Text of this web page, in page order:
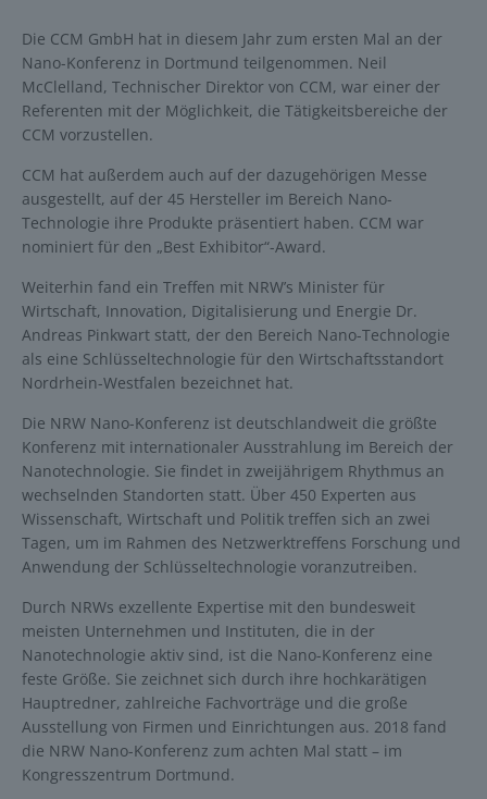
Die CCM GmbH hat in diesem Jahr zum ersten Mal an der
Nano-Konferenz in Dortmund teilgenommen. Neil
McClelland, Technischer Direktor von CCM, war einer der
Referenten mit der Möglichkeit, die Tätigkeitsbereiche der
CCM vorzustellen.
CCM hat außerdem auch auf der dazugehörigen Messe
ausgestellt, auf der 45 Hersteller im Bereich Nano-
Technologie ihre Produkte präsentiert haben. CCM war
nominiert für den „Best Exhibitor“-Award.
Weiterhin fand ein Treffen mit NRW’s Minister für
Wirtschaft, Innovation, Digitalisierung und Energie Dr.
Andreas Pinkwart statt, der den Bereich Nano-Technologie
als eine Schlüsseltechnologie für den Wirtschaftsstandort
Nordrhein-Westfalen bezeichnet hat.
Die NRW Nano-Konferenz ist deutschlandweit die größte
Konferenz mit internationaler Ausstrahlung im Bereich der
Nanotechnologie. Sie findet in zweijährigem Rhythmus an
wechselnden Standorten statt. Über 450 Experten aus
Wissenschaft, Wirtschaft und Politik treffen sich an zwei
Tagen, um im Rahmen des Netzwerktreffens Forschung und
Anwendung der Schlüsseltechnologie voranzutreiben.
Durch NRWs exzellente Expertise mit den bundesweit
meisten Unternehmen und Instituten, die in der
Nanotechnologie aktiv sind, ist die Nano-Konferenz eine
feste Größe. Sie zeichnet sich durch ihre hochkarätigen
Hauptredner, zahlreiche Fachvorträge und die große
Ausstellung von Firmen und Einrichtungen aus. 2018 fand
die NRW Nano-Konferenz zum achten Mal statt – im
Kongresszentrum Dortmund.